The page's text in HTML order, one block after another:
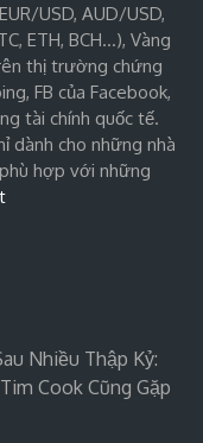
USD, AUD/USD,
ETH, BCH…), Vàng
thị trường chứng
FB của Facebook,
tài chính quốc tế.
dành cho những nhà
hợp với những
Nhiều Thập Kỷ:
Cook Cũng Gặp